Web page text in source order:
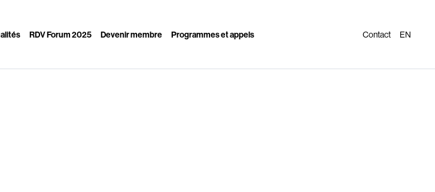
RDV Forum 2025 Devenir membre Programmes et appels Contact EN